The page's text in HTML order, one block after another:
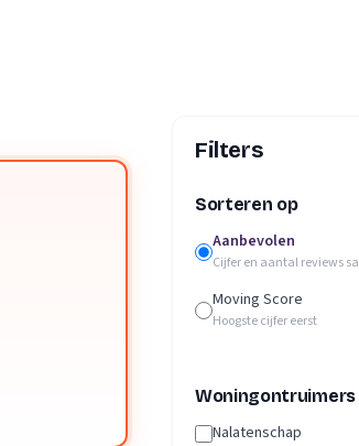
Filters
Sorteren op
Aanbevolen
Cijfer en aantal reviews
Moving Score
Hoogste cijfer eerst
Woningontruimers
Nalatenschap